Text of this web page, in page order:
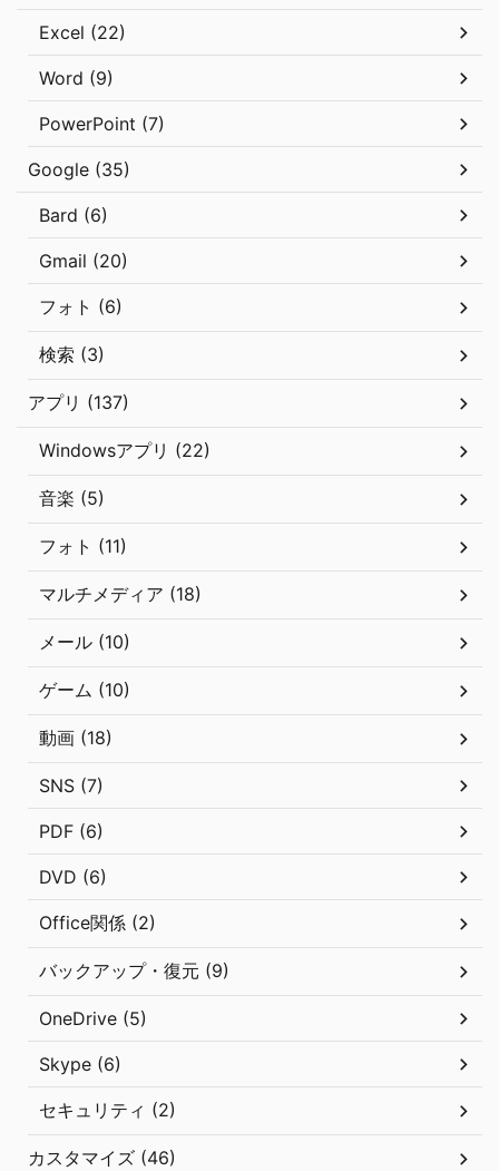
Excel (22)
Word (9)
PowerPoint (7)
Google (35)
Bard (6)
Gmail (20)
フォト (6)
検索 (3)
アプリ (137)
Windowsアプリ (22)
音楽 (5)
フォト (11)
マルチメディア (18)
メール (10)
ゲーム (10)
動画 (18)
SNS (7)
PDF (6)
DVD (6)
Office関係 (2)
バックアップ・復元 (9)
OneDrive (5)
Skype (6)
セキュリティ (2)
カスタマイズ (46)